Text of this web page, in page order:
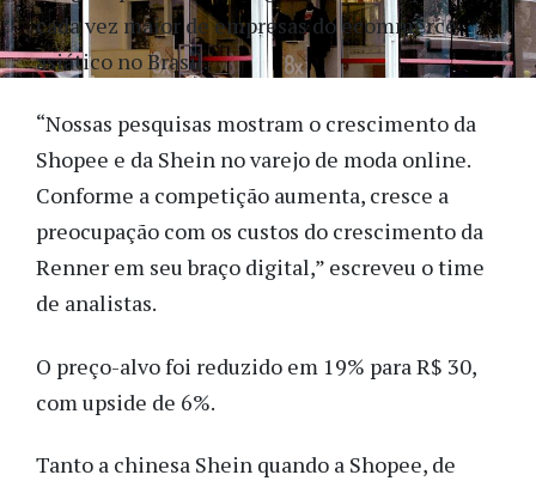
cada vez maior de empresas do ecommerce
asiático no Brasil.
“Nossas pesquisas mostram o crescimento da
Shopee e da Shein no varejo de moda online.
Conforme a competição aumenta, cresce a
preocupação com os custos do crescimento da
Renner em seu braço digital,” escreveu o time
de analistas.
O preço-alvo foi reduzido em 19% para R$ 30,
com upside de 6%.
Tanto a chinesa Shein quando a Shopee, de